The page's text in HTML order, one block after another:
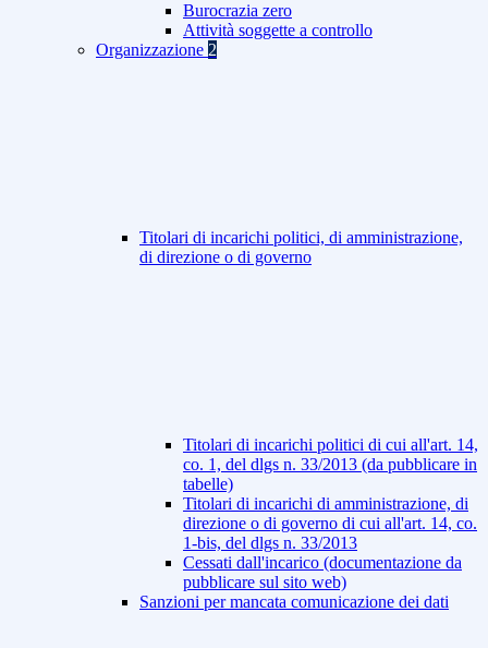
Burocrazia zero
Attività soggette a controllo
Organizzazione 2
Titolari di incarichi politici, di amministrazione,
di direzione o di governo
Titolari di incarichi politici di cui all'art. 14,
co. 1, del dlgs n. 33/2013 (da pubblicare in
tabelle)
Titolari di incarichi di amministrazione, di
direzione o di governo di cui all'art. 14, co.
1-bis, del dlgs n. 33/2013
Cessati dall'incarico (documentazione da
pubblicare sul sito web)
Sanzioni per mancata comunicazione dei dati